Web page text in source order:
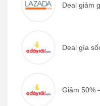
Deal giảm
Deal gía
Giảm 50%